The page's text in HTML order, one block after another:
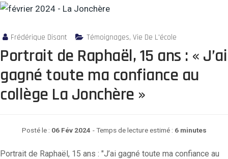
Frédérique Disant Témoignages, Vie De L'école
Portrait de Raphaël, 15 ans : « J’ai
gagné toute ma confiance au
collège La Jonchère »
Posté le : 06 Fév 2024 - Temps de lecture estimé : 6 minutes
Portrait de Raphaël, 15 ans : "J’ai gagné toute ma confiance au